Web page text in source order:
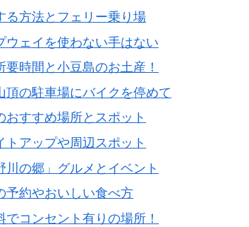
る方法とフェリー乗り場
ウェイを使わない手はない
時間と小豆島のお土産！
の駐車場にバイクを停めて
すすめ場所とスポット
アップや周辺スポット
の郷」グルメとイベント
予約やおいしい食べ方
コンセント有りの場所！